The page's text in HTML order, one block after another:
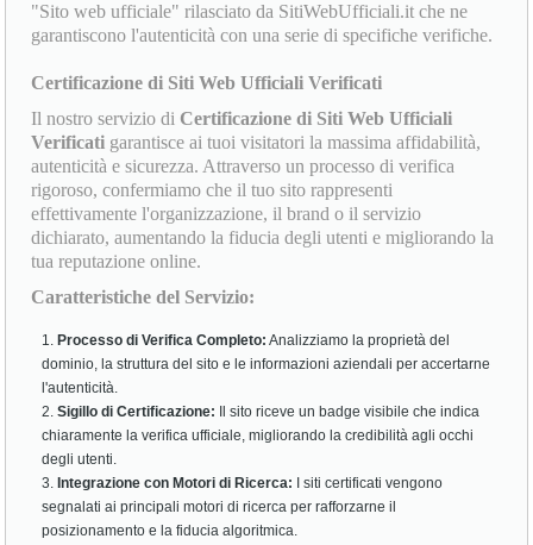
"Sito web ufficiale" rilasciato da SitiWebUfficiali.it che ne
garantiscono l'autenticità con una serie di specifiche verifiche.
Certificazione di Siti Web Ufficiali Verificati
Il nostro servizio di Certificazione di Siti Web Ufficiali
Verificati garantisce ai tuoi visitatori la massima affidabilità,
autenticità e sicurezza. Attraverso un processo di verifica
rigoroso, confermiamo che il tuo sito rappresenti
effettivamente l'organizzazione, il brand o il servizio
dichiarato, aumentando la fiducia degli utenti e migliorando la
tua reputazione online.
Caratteristiche del Servizio:
Processo di Verifica Completo: Analizziamo la proprietà del
dominio, la struttura del sito e le informazioni aziendali per accertarne
l'autenticità.
Sigillo di Certificazione:
Il sito riceve un badge visibile che indica
chiaramente la verifica ufficiale, migliorando la credibilità agli occhi
degli utenti.
Integrazione con Motori di Ricerca:
I siti certificati vengono
segnalati ai principali motori di ricerca per rafforzarne il
posizionamento e la fiducia algoritmica.